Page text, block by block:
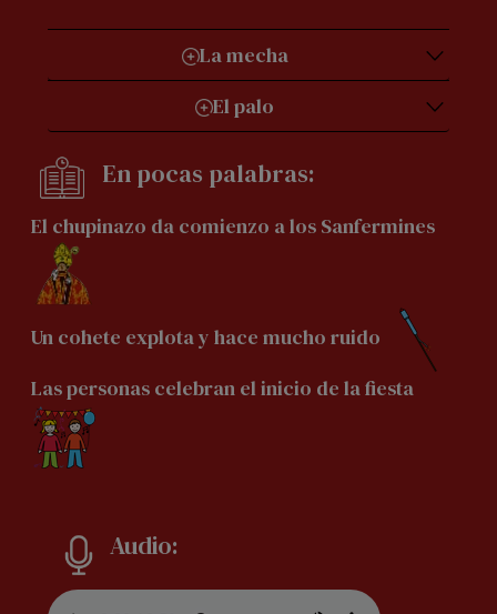
La mecha
El palo
En pocas palabras:
El chupinazo da comienzo a los Sanfermines
Un cohete explota y hace mucho ruido
Las personas celebran el inicio de la fiesta
Audio: